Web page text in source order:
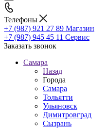
Телефоны
+7 (987) 921 27 89 Магазин
+7 (987) 945 45 11 Сервис
Заказать звонок
Самара
Назад
Города
Самара
Тольятти
Ульяновск
Димитровград
Сызрань